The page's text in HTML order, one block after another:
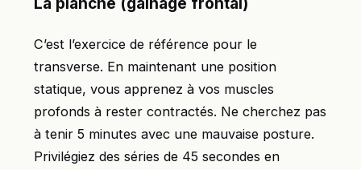
La planche (gainage frontal)
C’est l’exercice de référence pour le
transverse. En maintenant une position
statique, vous apprenez à vos muscles
profonds à rester contractés. Ne cherchez pas
à tenir 5 minutes avec une mauvaise posture.
Privilégiez des séries de 45 secondes en